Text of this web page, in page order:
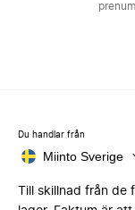
Du handlar från
Miinto Sverige
Till skillnad från